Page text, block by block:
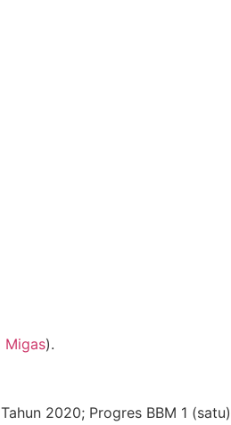
Migas).
2020; Progres BBM 1 (satu)